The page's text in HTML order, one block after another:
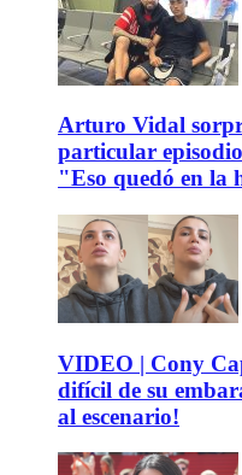
Arturo Vidal
particular
"Eso quedó en la
VIDEO | Cony
difícil de su
al escenario!